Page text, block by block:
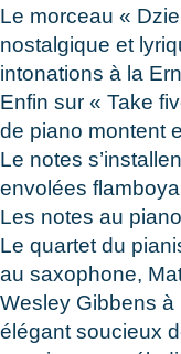
Le morceau «
nostalgique et
intonations à la
Enfin sur « Take
de piano montent
Le notes
envolées
Les notes au
Le quartet du
au saxophone,
Wesley Gibbens à
élégant soucieux